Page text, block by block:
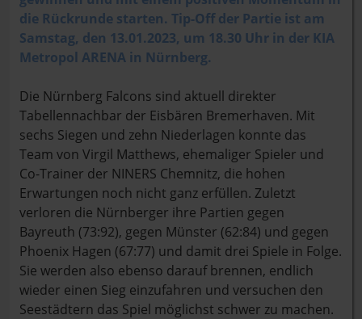
die Rückrunde starten. Tip-Off der Partie ist am
Samstag, den 13.01.2023, um 18.30 Uhr in der KIA
Metropol ARENA in Nürnberg.
Die Nürnberg Falcons sind aktuell direkter
Tabellennachbar der Eisbären Bremerhaven. Mit
sechs Siegen und zehn Niederlagen konnte das
Team von Virgil Matthews, ehemaliger Spieler und
Co-Trainer der NINERS Chemnitz, die hohen
Erwartungen noch nicht ganz erfüllen. Zuletzt
verloren die Nürnberger ihre Partien gegen
Bayreuth (73:92), gegen Münster (62:84) und gegen
Phoenix Hagen (67:77) und damit drei Spiele in Folge.
Sie werden also ebenso darauf brennen, endlich
wieder einen Sieg einzufahren und versuchen den
Seestädtern das Spiel möglichst schwer zu machen.